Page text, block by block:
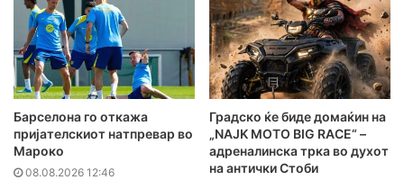
Барселона го откажа
пријателскиот натпревар во
Мароко
08.08.2026 12:46
Градско ќе биде домаќин на
„NAJK MOTO BIG RACE“ –
адреналинска трка во духот
на антички Стоби